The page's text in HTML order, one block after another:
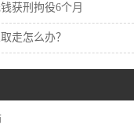
获刑拘役6个月
走怎么办？